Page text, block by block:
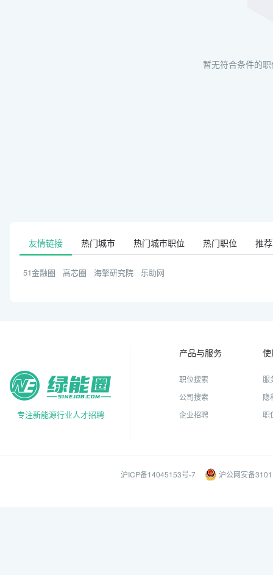
暂无符合条件的
友情链接 热门城市 热门城市职位 热门职位 推
51金融圈 高芯圈 海擎研究院 乐助网
专注新能源行业人才招聘
产品与服务
职位搜索
公司搜索
企业招聘
服
隐
职
沪ICP备14045153号-7 沪公网安备